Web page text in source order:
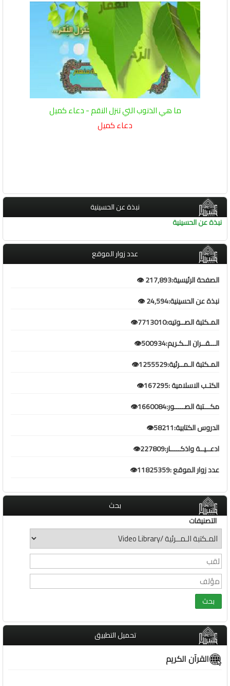
ما هي الذنوب التي تنزل النقم - دعاء كميل
دعاء كميل
نبذة عن الحسينية
نبذة عن الحسينية
عدد زوار الموقع
الصفحة الرئيسية:217,893 👁️
نبذة عن الحسينية:24,594 👁️
المـكتبة الصــوتيه:7713010👁️
الـــقــران الــكـريم:500934👁️
المـكتبة الـمــرئية:1255529👁️
الكتـب الاسلامية :167295👁️
مكـــتبة الصـــــور:1660084👁️
الدروس الكتابية:58211👁️
ادعــيــة واذكـــــار:227809👁️
عدد زوار الموقع :11825359👁️
بحث
التصنيفات
تحميل التطبيق
القرآن الكريم